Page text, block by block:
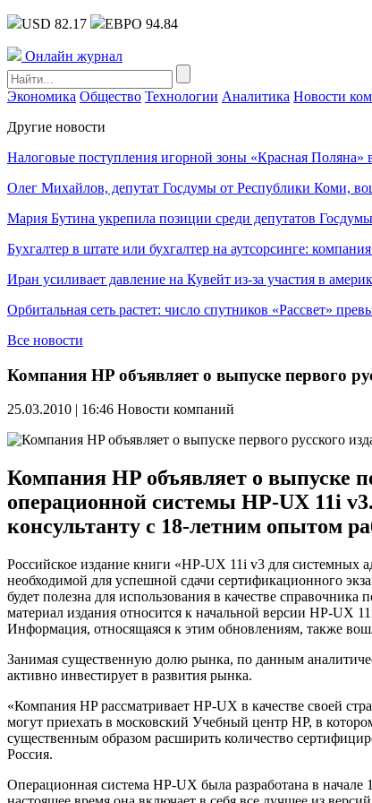
USD 82.17 ЕВРО 94.84
Онлайн журнал
Экономика Общество Технологии Аналитика Новости
Другие новости
Налоговые поступления игорной зоны «Красная Поляна»
Олег Михайлов, депутат Госдумы от Республики Коми,
Мария Бутина укрепила позиции среди депутатов
Бухгалтер в штате или бухгалтер на аутсорсинге:
Иран усиливает давление на Кувейт из-за участия в
Орбитальная сеть растет: число спутников «Рассвет»
Все новости
Компания HP объявляет о выпуске первого
25.03.2010 | 16:46 Новости компаний
Компания HP объявляет о выпуске
операционной системы HP-UX 11i
консультанту с 18-летним опытом
Российское издание книги «HP-UX 11i v3 для системных
необходимой для успешной сдачи сертификационного
будет полезна для использования в качестве
материал издания относится к начальной версии HP-UX
Информация, относящаяся к этим обновлениям, также
Занимая существенную долю рынка, по данным
активно инвестирует в развития рынка.
«Компания HP рассматривает HP-UX в качестве своей
могут приехать в московский Учебный центр HP, в
существенным образом расширить количество
Россия.
Операционная система HP-UX была разработана в